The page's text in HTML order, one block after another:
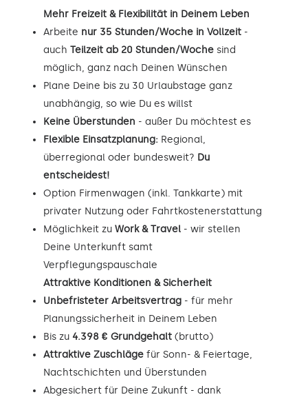
Mehr Freizeit & Flexibilität in Deinem Leben
Arbeite nur 35 Stunden/Woche in Vollzeit -
auch Teilzeit ab 20 Stunden/Woche sind
möglich, ganz nach Deinen Wünschen
Plane Deine bis zu 30 Urlaubstage ganz
unabhängig, so wie Du es willst
Keine Überstunden - außer Du möchtest es
Flexible Einsatzplanung: Regional,
überregional oder bundesweit? Du
entscheidest!
Option Firmenwagen (inkl. Tankkarte) mit
privater Nutzung oder Fahrtkostenerstattung
Möglichkeit zu Work & Travel - wir stellen
Deine Unterkunft samt
Verpflegungspauschale
Attraktive Konditionen & Sicherheit
Unbefristeter Arbeitsvertrag - für mehr
Planungssicherheit in Deinem Leben
Bis zu 4.398 € Grundgehalt (brutto)
Attraktive Zuschläge für Sonn- & Feiertage,
Nachtschichten und Überstunden
Abgesichert für Deine Zukunft - dank